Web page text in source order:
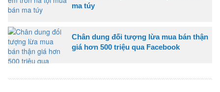
ma túy
Chân dung đối tượng lừa mua bán thận
giá hơn 500 triệu qua Facebook